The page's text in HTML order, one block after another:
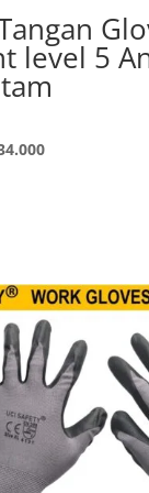
level 5
Harga